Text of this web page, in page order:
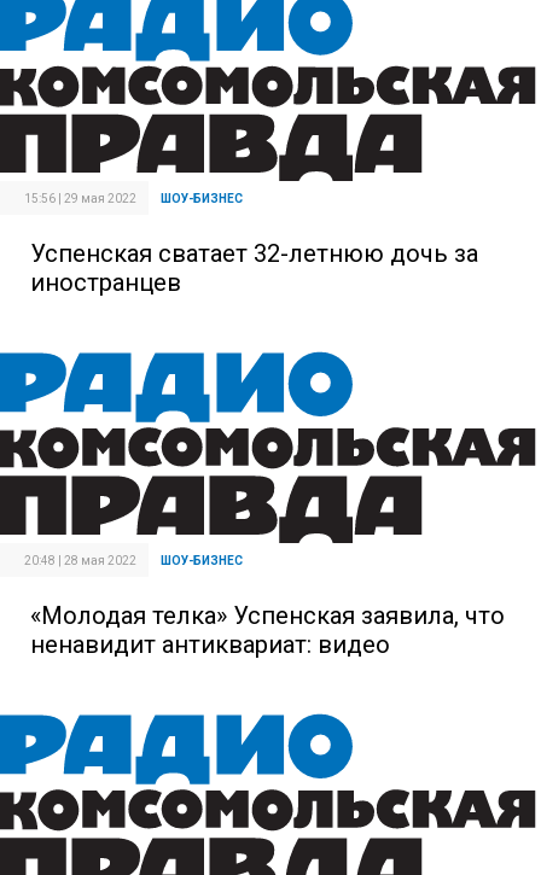
15:56 | 29 мая 2022 ШОУ-БИЗНЕС
Успенская сватает 32-летнюю дочь за
иностранцев
20:48 | 28 мая 2022 ШОУ-БИЗНЕС
«Молодая телка» Успенская заявила, что
ненавидит антиквариат: видео